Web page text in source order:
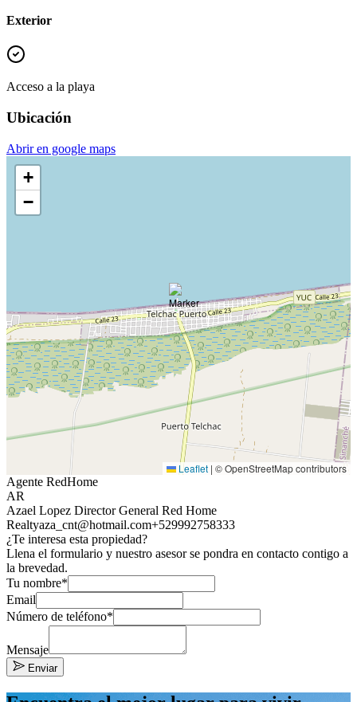
Exterior
Acceso a la playa
Ubicación
Abrir en google maps
+
−
Leaflet | © OpenStreetMap contributors
Agente RedHome
AR
Azael Lopez Director General Red Home
Realtyaza_cnt@hotmail.com+529992758333
¿Te interesa esta propiedad?
Llena el formulario y nuestro asesor se pondra en contacto contigo a
la brevedad.
Tu nombre*
Email
Número de teléfono*
Mensaje
Enviar